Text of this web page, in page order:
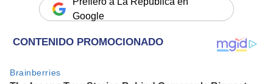
Google